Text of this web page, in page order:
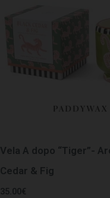
Vela A dopo “Tiger”-
Cedar & Fig
35.00 €